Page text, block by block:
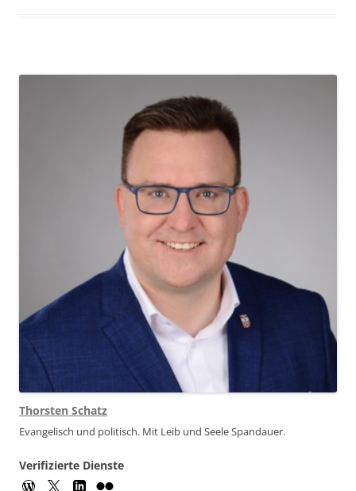
Thorsten Schatz
Evangelisch und politisch. Mit Leib und Seele Spandauer.
Verifizierte Dienste